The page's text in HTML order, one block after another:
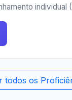
individual
todos os